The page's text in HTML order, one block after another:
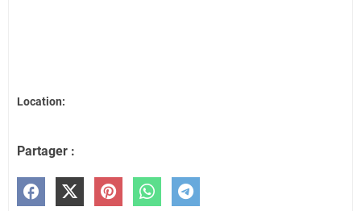
Location:
Partager :